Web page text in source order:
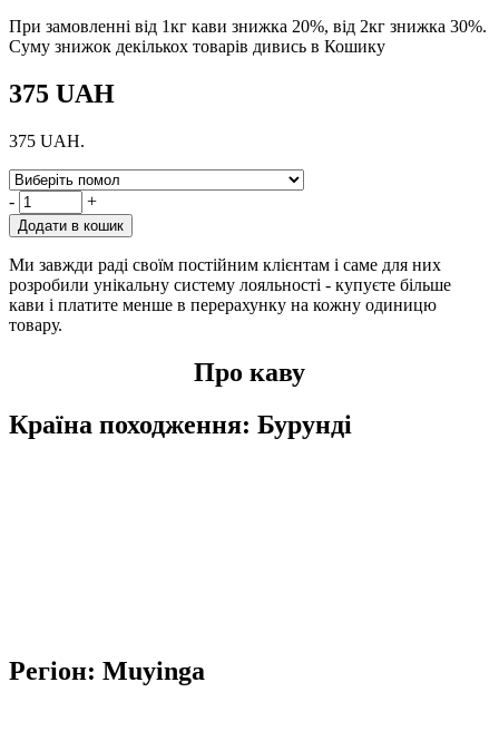
При замовленні від 1кг кави знижка 20%, від 2кг знижка 30%.
Суму знижок декількох товарів дивись в Кошику
375 UAH
375 UAH.
- +
Додати в кошик
Ми завжди раді своїм постійним клієнтам і саме для них
розробили унікальну систему лояльності - купуєте більше
кави і платите менше в перерахунку на кожну одиницю
товару.
Про каву
Країна походження: Бурунді
Регіон: Muyinga